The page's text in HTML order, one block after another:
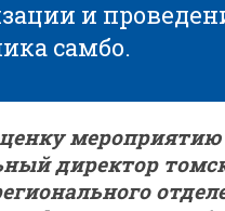
и
самбо.
мероприятию
директор